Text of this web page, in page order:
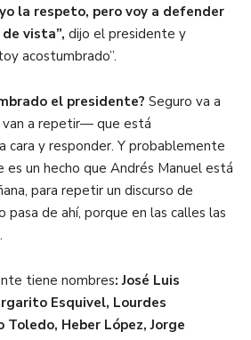
la respeto, pero voy a defender
vista”, dijo el presidente y
acostumbrado”.
el presidente? Seguro va a
a repetir— que está
cara y responder. Y probablemente
es un hecho que Andrés Manuel está
para repetir un discurso de
pasa de ahí, porque en las calles las
tiene nombres: José Luis
Esquivel, Lourdes
Heber López, Jorge